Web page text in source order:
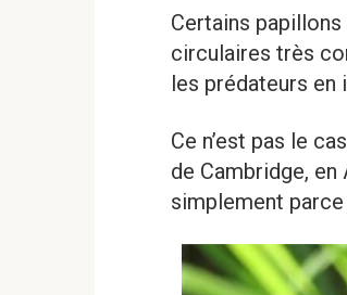
Certains
circulaires très
les prédateurs en
Ce n’est pas le
de Cambridge,
simplement